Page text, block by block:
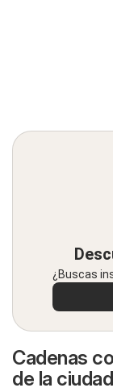
¿Buscas
Cadenas
de la